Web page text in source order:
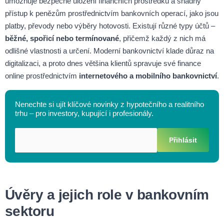
přístup k penězům prostřednictvím bankovních operací, jako jsou
platby, převody nebo výběry hotovosti. Existují různé typy účtů –
běžné, spořicí nebo termínované, přičemž každý z nich má
odlišné vlastnosti a určení. Moderní bankovnictví klade důraz na
digitalizaci, a proto dnes většina klientů spravuje své finance
online prostřednictvím internetového a mobilního bankovnictví.
Nenechte si ujít klíčové novinky z hypotečního a realitního
trhu – pro investory, kupující i profesionály.
Přihlásit
Úvěry a jejich role v bankovním
sektoru